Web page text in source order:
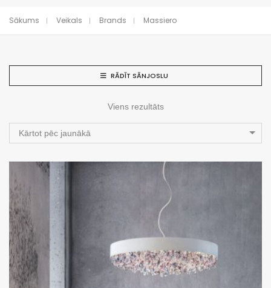
Sākums Veikals Brands Massiero
RĀDĪT SĀNJOSLU
Viens rezultāts
Kārtot pēc jaunākā